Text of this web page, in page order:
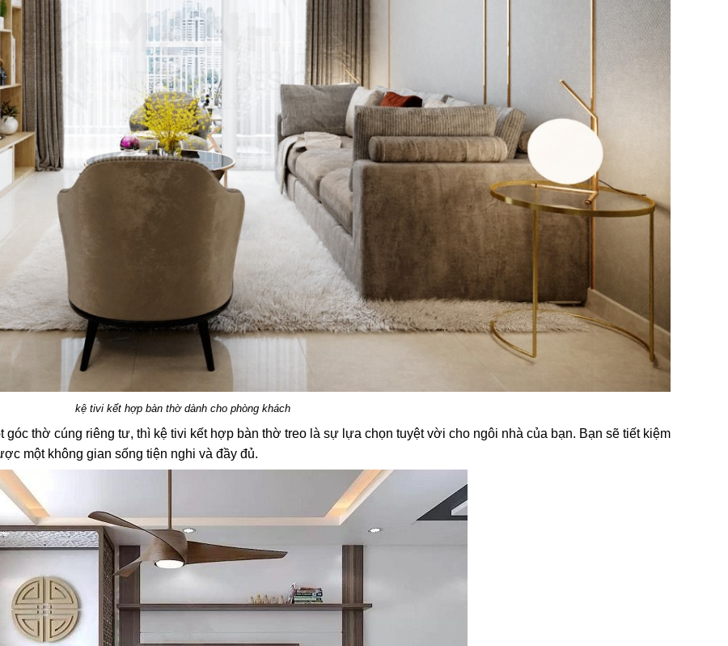
kệ tivi kết hợp bàn thờ dành cho phòng khách
góc thờ cúng riêng tư, thì kệ tivi kết hợp bàn thờ treo là sự lựa chọn tuyệt vời cho ngôi nhà của bạn. Bạn sẽ tiết kiệm
một không gian sống tiện nghi và đầy đủ.